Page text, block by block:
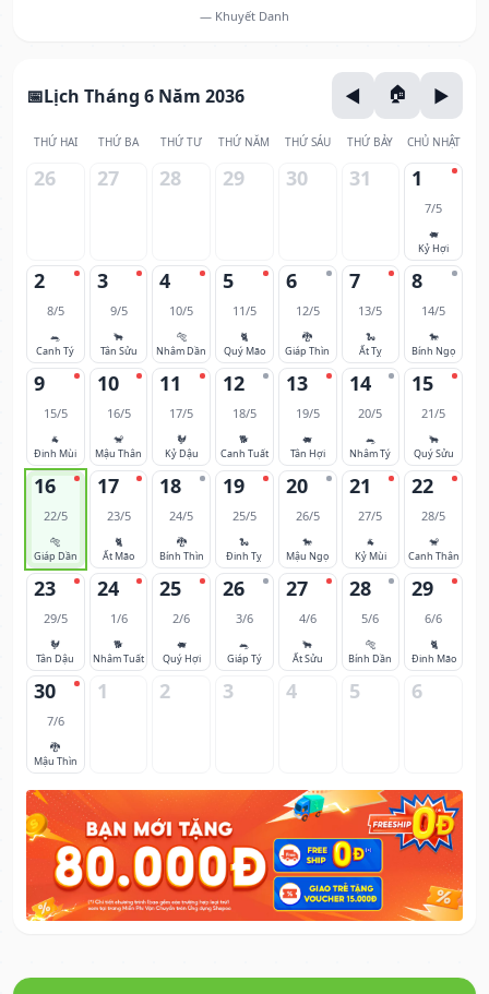
— Khuyết Danh
Lịch Tháng 6 Năm 2036
THỨ HAI THỨ BA THỨ TƯ THỨ NĂM THỨ SÁU THỨ BẢY CHỦ NHẬT
26 27 28 29 30 31 1
7/5
🐖
Kỷ Hợi
2
8/5
🐀
Canh Tý
3
9/5
🐂
Tân Sửu
4
10/5
🐅
Nhâm Dần
5
11/5
🐈
Quý Mão
6
12/5
🐉
Giáp Thìn
7
13/5
🐍
Ất Tỵ
8
14/5
🐎
Bính Ngọ
9
15/5
🐐
Đinh Mùi
10
16/5
🐒
Mậu Thân
11
17/5
🐓
Kỷ Dậu
12
18/5
🐕
Canh Tuất
13
19/5
🐖
Tân Hợi
14
20/5
🐀
Nhâm Tý
15
21/5
🐂
Quý Sửu
16
22/5
🐅
Giáp Dần
17
23/5
🐈
Ất Mão
18
24/5
🐉
Bính Thìn
19
25/5
🐍
Đinh Tỵ
20
26/5
🐎
Mậu Ngọ
21
27/5
🐐
Kỷ Mùi
22
28/5
🐒
Canh Thân
23
29/5
🐓
Tân Dậu
24
1/6
🐕
Nhâm Tuất
25
2/6
🐖
Quý Hợi
26
3/6
🐀
Giáp Tý
27
4/6
🐂
Ất Sửu
28
5/6
🐅
Bính Dần
29
6/6
🐈
Đinh Mão
30
7/6
🐉
Mậu Thìn
1 2 3 4 5 6